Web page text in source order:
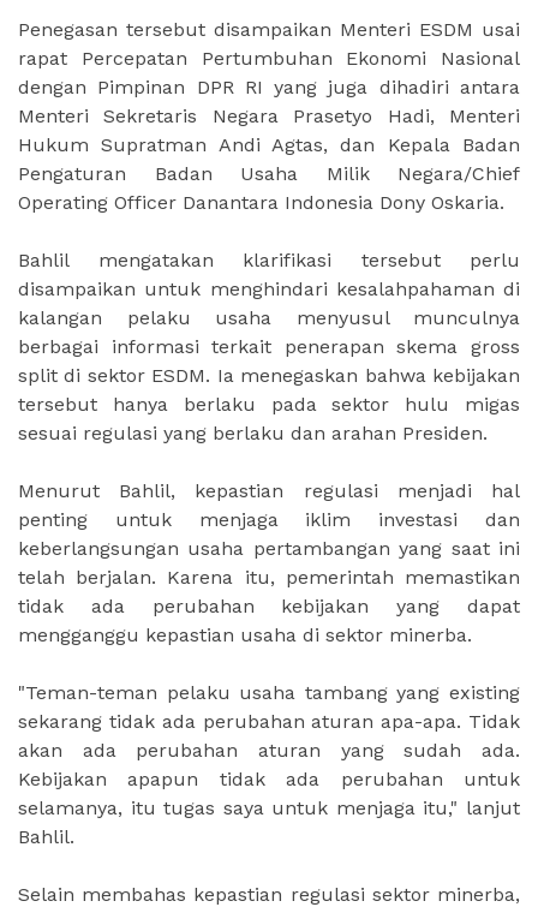
Penegasan tersebut disampaikan Menteri ESDM usai
rapat Percepatan Pertumbuhan Ekonomi Nasional
dengan Pimpinan DPR RI yang juga dihadiri antara
Menteri Sekretaris Negara Prasetyo Hadi, Menteri
Hukum Supratman Andi Agtas, dan Kepala Badan
Pengaturan Badan Usaha Milik Negara/Chief
Operating Officer Danantara Indonesia Dony Oskaria.
Bahlil mengatakan klarifikasi tersebut perlu
disampaikan untuk menghindari kesalahpahaman di
kalangan pelaku usaha menyusul munculnya
berbagai informasi terkait penerapan skema gross
split di sektor ESDM. Ia menegaskan bahwa kebijakan
tersebut hanya berlaku pada sektor hulu migas
sesuai regulasi yang berlaku dan arahan Presiden.
Menurut Bahlil, kepastian regulasi menjadi hal
penting untuk menjaga iklim investasi dan
keberlangsungan usaha pertambangan yang saat ini
telah berjalan. Karena itu, pemerintah memastikan
tidak ada perubahan kebijakan yang dapat
mengganggu kepastian usaha di sektor minerba.
"Teman-teman pelaku usaha tambang yang existing
sekarang tidak ada perubahan aturan apa-apa. Tidak
akan ada perubahan aturan yang sudah ada.
Kebijakan apapun tidak ada perubahan untuk
selamanya, itu tugas saya untuk menjaga itu," lanjut
Bahlil.
Selain membahas kepastian regulasi sektor minerba,